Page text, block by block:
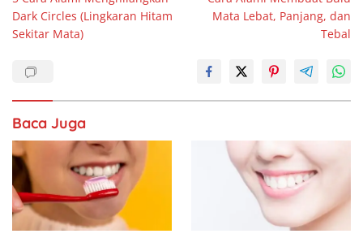
e
b
k
s
A
e e
pos
Dark Circles (Lingkaran Hitam
Sekitar Mata)
Mata Lebat, Panjang, dan
Tebal
Baca Juga